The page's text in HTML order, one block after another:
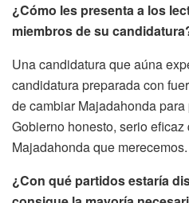
¿Cómo les presenta a los
miembros de su
Una candidatura que aúna
candidatura preparada con
de cambiar Majadahonda
Gobierno honesto, serio
Majadahonda que merecemos.
¿Con qué partidos estaría